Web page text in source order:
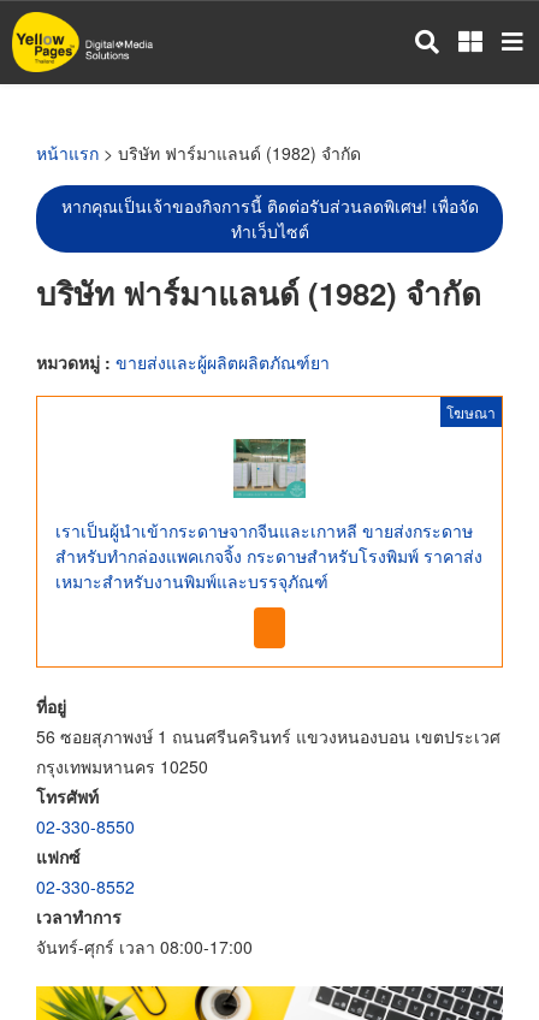
ข้าม
ไป
หน้าแรก > บริษัท ฟาร์มาแลนด์ (1982) จำกัด
หากคุณเป็นเจ้าของกิจการนี้ ติดต่อรับส่วนลดพิเศษ! เพื่อจัด
ทำเว็บไซต์
บริษัท ฟาร์มาแลนด์ (1982) จำกัด
หมวดหมู่ : ขายส่งและผู้ผลิตผลิตภัณฑ์ยา
โฆษณา
เราเป็นผู้นำเข้ากระดาษจากจีนและเกาหลี ขายส่งกระดาษ
สำหรับทำกล่องแพคเกจจิ้ง กระดาษสำหรับโรงพิมพ์ ราคาส่ง
เหมาะสำหรับงานพิมพ์และบรรจุภัณฑ์
ที่อยู่
56 ซอยสุภาพงษ์ 1 ถนนศรีนครินทร์ แขวงหนองบอน เขตประเวศ
กรุงเทพมหานคร 10250
โทรศัพท์
02-330-8550
แฟกซ์
02-330-8552
เวลาทำการ
จันทร์-ศุกร์ เวลา 08:00-17:00